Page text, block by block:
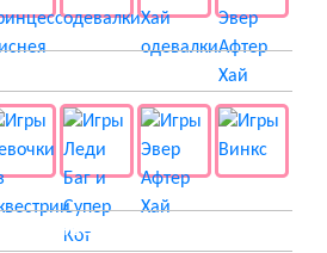
👸 Принцессы